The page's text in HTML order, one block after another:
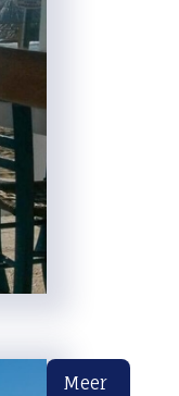
Meer